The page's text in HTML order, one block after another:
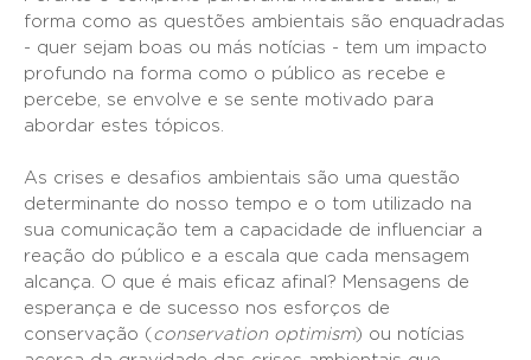
forma como as questões ambientais são enquadradas
- quer sejam boas ou más notícias - tem um impacto
profundo na forma como o público as recebe e
percebe, se envolve e se sente motivado para
abordar estes tópicos.
As crises e desafios ambientais são uma questão
determinante do nosso tempo e o tom utilizado na
sua comunicação tem a capacidade de influenciar a
reação do público e a escala que cada mensagem
alcança. O que é mais eficaz afinal? Mensagens de
esperança e de sucesso nos esforços de
conservação (conservation optimism) ou notícias